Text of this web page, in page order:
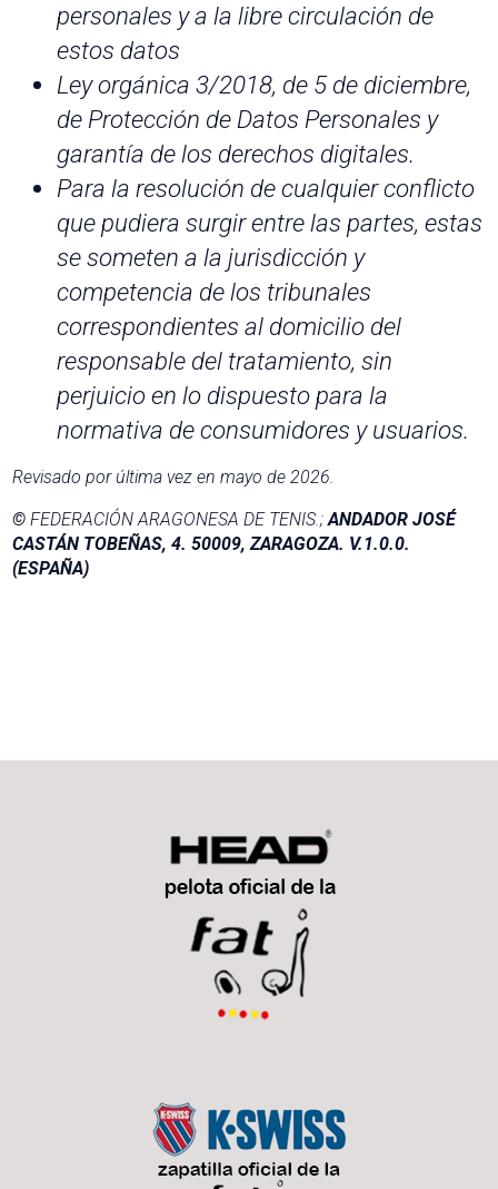
personales y a la libre circulación de
estos datos
Ley orgánica 3/2018, de 5 de diciembre,
de Protección de Datos Personales y
garantía de los derechos digitales.
Para la resolución de cualquier conflicto
que pudiera surgir entre las partes, estas
se someten a la jurisdicción y
competencia de los tribunales
correspondientes al domicilio del
responsable del tratamiento, sin
perjuicio en lo dispuesto para la
normativa de consumidores y usuarios.
Revisado por última vez en mayo de 2026.
© FEDERACIÓN ARAGONESA DE TENIS.;ANDADOR JOSÉ
CASTÁN TOBEÑAS, 4. 50009, ZARAGOZA. V.1.0.0.
(ESPAÑA)